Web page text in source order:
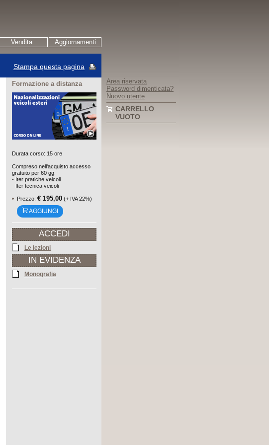
Vendita Aggiornamenti
Stampa questa pagina
Formazione a distanza
Durata corso: 15 ore
Compreso nell'acquisto accesso
gratuito per 60 gg:
- Iter pratiche veicoli
- Iter tecnica veicoli
Prezzo: € 195,00 (+ IVA 22%)
AGGIUNGI
ACCEDI
Le lezioni
IN EVIDENZA
Monografia
Area riservata
Password dimenticata?
Nuovo utente
CARRELLO
VUOTO